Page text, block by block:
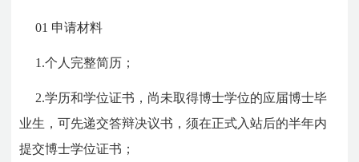
01 申请材料
1.个人完整简历；
2.学历和学位证书，尚未取得博士学位的应届博士毕
业生，可先递交答辩决议书，须在正式入站后的半年内
提交博士学位证书；